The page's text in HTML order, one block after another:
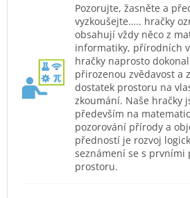
Pozorujte, žasněte a
vyzkoušejte….. hračky
obsahují vždy něco z
informatiky, přírodních
hračky naprosto
přirozenou zvědavost a
dostatek prostoru na
zkoumání. Naše hračky
především na
pozorování přírody a
předností je rozvoj
seznámení se s prvními
prostoru.